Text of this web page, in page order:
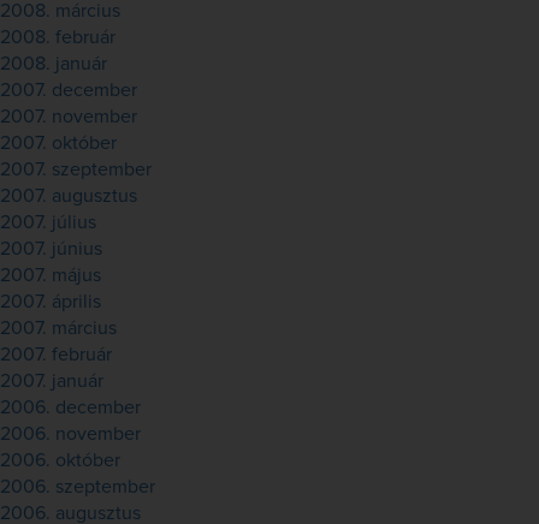
2008. március
2008. február
2008. január
2007. december
2007. november
2007. október
2007. szeptember
2007. augusztus
2007. július
2007. június
2007. május
2007. április
2007. március
2007. február
2007. január
2006. december
2006. november
2006. október
2006. szeptember
2006. augusztus